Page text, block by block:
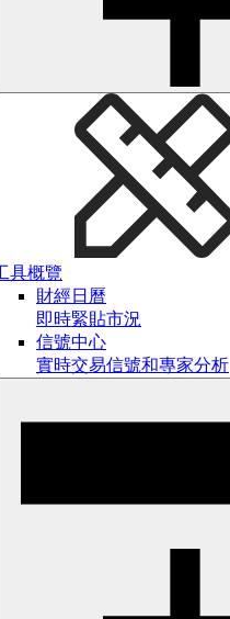
具概覽
財經日曆
即時緊貼市況
信號中心
實時交易信號和專家分析